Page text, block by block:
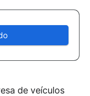
de veículos